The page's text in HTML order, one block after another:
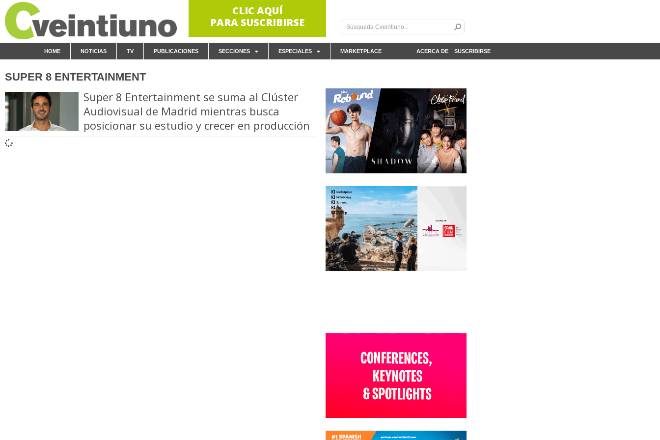
CLIC AQUÍ
PARA SUSCRIBIRSE
ACERCA DE
HOME NOTICIAS TV PUBLICACIONES SECCIONES ESPECIALES MARKETPLACE SUSCRIBIRSE
SUPER 8 ENTERTAINMENT
Super 8 Entertainment se suma al Clúster
Audiovisual de Madrid mientras busca
posicionar su estudio y crecer en producción